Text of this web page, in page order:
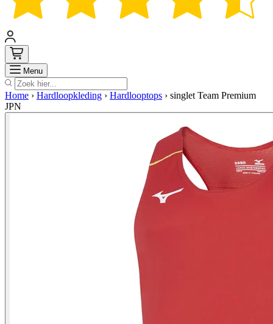
Menu Zoek
Home › Hardloopkleding › Hardlooptops › singlet Team Premium
JPN